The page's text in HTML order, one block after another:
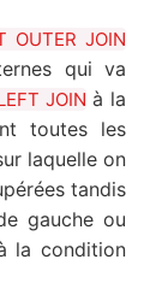
OUTER JOIN
qui va
JOIN à la
toutes les
laquelle on
tandis
gauche ou
la condition